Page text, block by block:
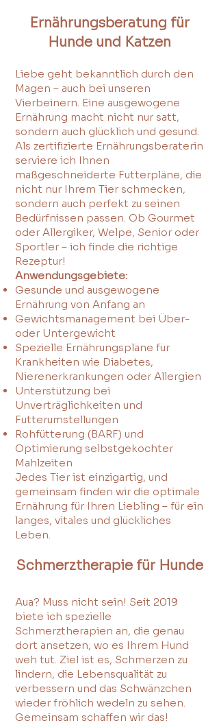
Ernährungsberatung für
Hunde und Katzen
Liebe geht bekanntlich durch den
Magen – auch bei unseren
Vierbeinern. Eine ausgewogene
Ernährung macht nicht nur satt,
sondern auch glücklich und gesund.
Als zertifizierte Ernährungsberaterin
serviere ich Ihnen
maßgeschneiderte Futterpläne, die
nicht nur Ihrem Tier schmecken,
sondern auch perfekt zu seinen
Bedürfnissen passen. Ob Gourmet
oder Allergiker, Welpe, Senior oder
Sportler – ich finde die richtige
Rezeptur!
Anwendungsgebiete:
Gesunde und ausgewogene
Ernährung von Anfang an
Gewichtsmanagement bei Über-
oder Untergewicht
Spezielle Ernährungspläne für
Krankheiten wie Diabetes,
Nierenerkrankungen oder Allergien
Unterstützung bei
Unverträglichkeiten und
Futterumstellungen
Rohfütterung (BARF) und
Optimierung selbstgekochter
Mahlzeiten
Jedes Tier ist einzigartig, und
gemeinsam finden wir die optimale
Ernährung für Ihren Liebling – für ein
langes, vitales und glückliches
Leben.
Schmerztherapie für Hunde
Aua? Muss nicht sein! Seit 2019
biete ich spezielle
Schmerztherapien an, die genau
dort ansetzen, wo es Ihrem Hund
weh tut. Ziel ist es, Schmerzen zu
lindern, die Lebensqualität zu
verbessern und das Schwänzchen
wieder fröhlich wedeln zu sehen.
Gemeinsam schaffen wir das!